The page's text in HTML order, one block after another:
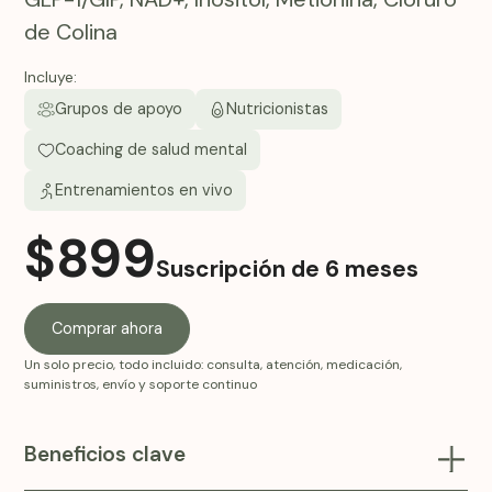
de Colina
Incluye:
Grupos de apoyo
Nutricionistas
Coaching de salud mental
Entrenamientos en vivo
$899Suscripción de 6 meses
Comprar ahora
Un solo precio, todo incluido: consulta, atención, medicación,
suministros, envío y soporte continuo
Beneficios clave